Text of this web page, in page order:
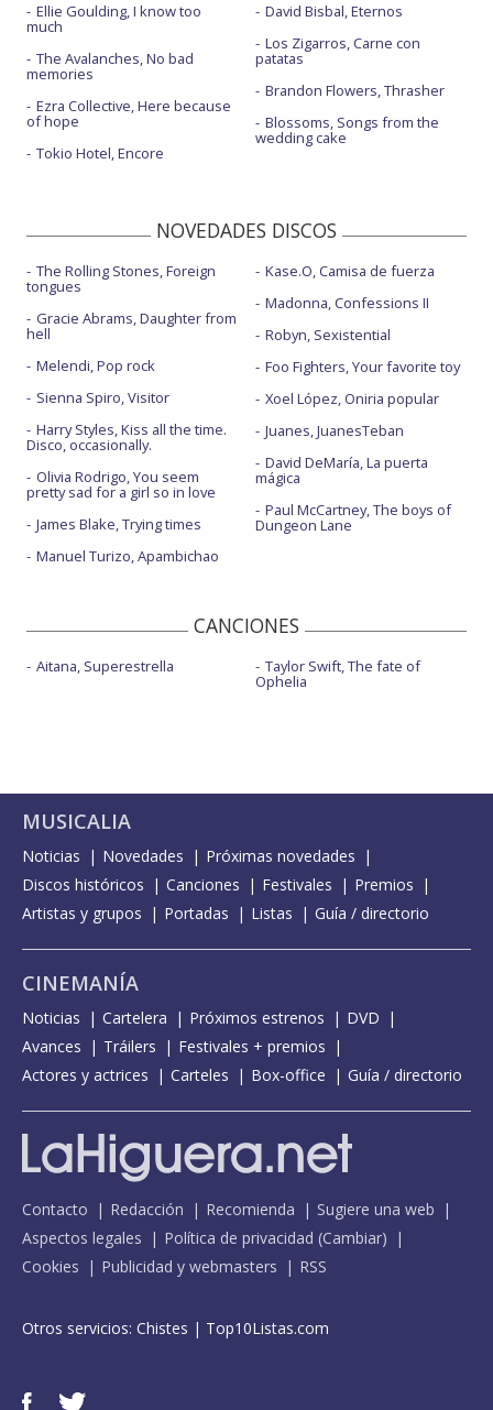
Ellie Goulding, I know too
much
The Avalanches, No bad
memories
Ezra Collective, Here because
of hope
Tokio Hotel, Encore
David Bisbal, Eternos
Los Zigarros, Carne con
patatas
Brandon Flowers, Thrasher
Blossoms, Songs from the
wedding cake
NOVEDADES DISCOS
The Rolling Stones, Foreign
tongues
Gracie Abrams, Daughter from
hell
Melendi, Pop rock
Sienna Spiro, Visitor
Harry Styles, Kiss all the time.
Disco, occasionally.
Olivia Rodrigo, You seem
pretty sad for a girl so in love
James Blake, Trying times
Manuel Turizo, Apambichao
Kase.O, Camisa de fuerza
Madonna, Confessions II
Robyn, Sexistential
Foo Fighters, Your favorite toy
Xoel López, Oniria popular
Juanes, JuanesTeban
David DeMaría, La puerta
mágica
Paul McCartney, The boys of
Dungeon Lane
CANCIONES
Aitana, Superestrella Taylor Swift, The fate of
Ophelia
MUSICALIA
Noticias Novedades
Próximas novedades
Discos históricos
Canciones Festivales
Premios
Artistas y grupos
Portadas Listas Guía / directorio
CINEMANÍA
Noticias Cartelera Próximos estrenos
DVD
Avances
Tráilers
Festivales + premios
Actores y actrices
Carteles Box-office Guía / directorio
Contacto Redacción Recomienda
Sugiere una web
Aspectos legales
Política de privacidad (Cambiar)
Cookies
Publicidad y webmasters RSS
Otros servicios: Chistes | Top10Listas.com